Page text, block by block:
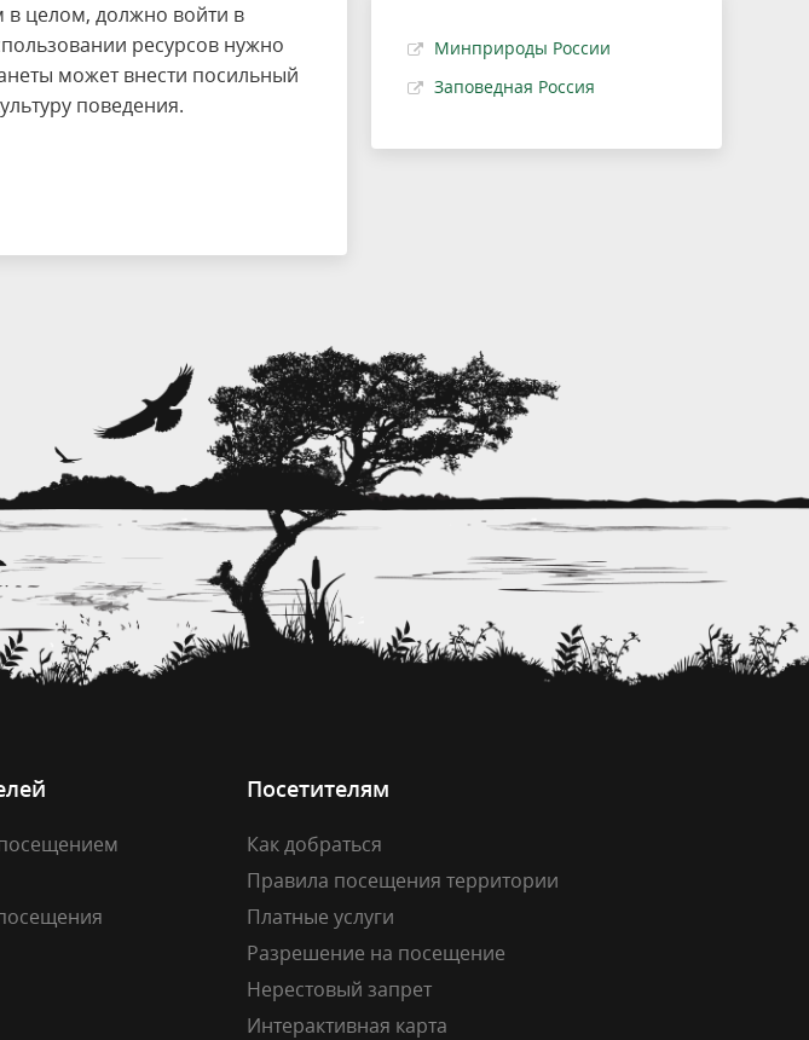
в целом, должно войти в
ресурсов нужно
может внести посильный
поведения.
Минприроды России
Заповедная Россия
Посетителям
Как добраться
Правила посещения территории
Платные услуги
Разрешение на посещение
Нерестовый запрет
Интерактивная карта